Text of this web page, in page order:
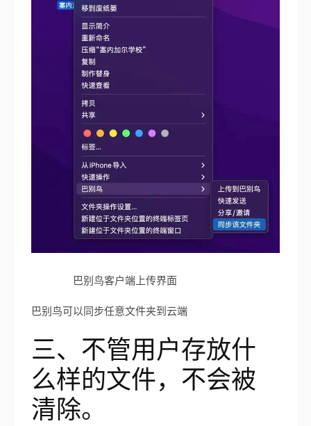
巴别鸟客户端上传界面
巴别鸟可以同步任意文件夹到云端
三、不管用户存放什
么样的文件，不会被
清除。